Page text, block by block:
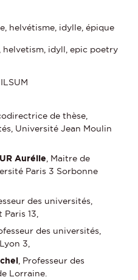
helvétisme, idylle, épique
helvetism, idyll, epic poetry
de thèse,
Université Jean Moulin
Aurélie , Maitre de
Paris 3 Sorbonne
des universités,
13,
des universités,
3,
, Professeur des
Lorraine.